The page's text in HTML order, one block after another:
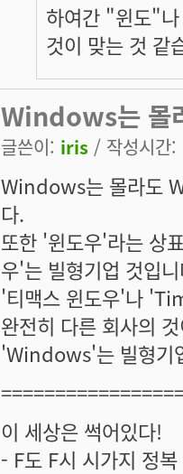
하여간 "윈도"
것이 맞는 것 같
Windows는 몰
글쓴이: iris / 작성시간
Windows는 몰라도
다.
또한 '윈도우'라는 상
우'는 빌형기업 것입
'티맥스 윈도우'나
완전히 다른 회사의
'Windows'는 빌형기
이 세상은 썩어있다!
- F도 F시 시가지 정